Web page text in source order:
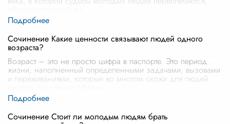
Сочинение Какие ценности связывают людей одного
возраста?
Возраст – это не просто цифра в паспорте. Это период
жизни, наполненный определенными задачами, вызовами
и переживаниями, которые во многом схожи для людей
Сочинение Стоит ли молодым людям брать